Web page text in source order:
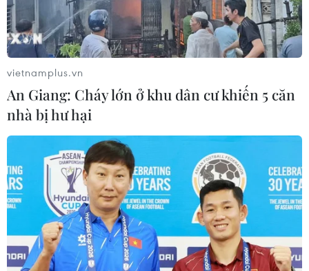
Bắt đầu xét xử một số bị cáo biển thủ 1,8
tỷ USD từ Quỹ 1MDB của Malaysia
02/04/2024 22:49
Hai đối tượng bị xét xử được cho là đã biển thủ ít nhất
1,8 tỷ USD chuyển từ quỹ 1MDB có liên quan đến một
công ty liên doanh với công ty PetroSaudi, sau đó thực
vietnamplus.vn
An Giang: Cháy lớn ở khu dân cư khiến 5 căn
nhà bị hư hại